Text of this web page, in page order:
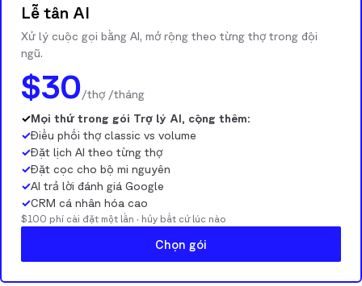
Lễ tân AI
Xử lý cuộc gọi bằng AI, mở rộng theo từng thợ trong đội
ngũ.
$30/thợ /tháng
✓Mọi thứ trong gói Trợ lý AI, cộng thêm:
✓Điều phối thợ classic vs volume
✓Đặt lịch AI theo từng thợ
✓Đặt cọc cho bộ mi nguyên
✓AI trả lời đánh giá Google
✓CRM cá nhân hóa cao
$100 phí cài đặt một lần · hủy bất cứ lúc nào
Chọn gói